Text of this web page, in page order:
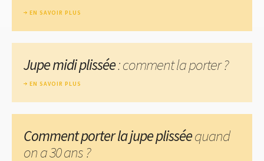
EN SAVOIR PLUS
Jupe midi plissée: comment la porter ?
EN SAVOIR PLUS
Comment porter la jupe plisséequand
on a 30 ans ?